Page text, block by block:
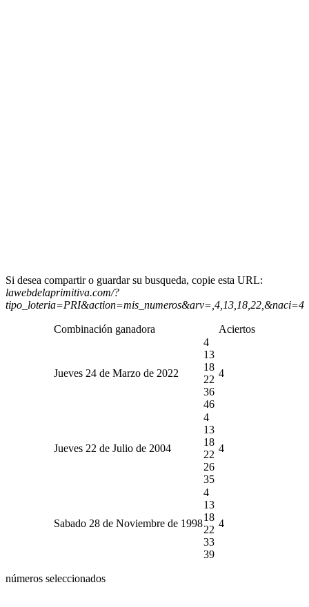
Si desea compartir o guardar su busqueda, copie esta URL:
lawebdelaprimitiva.com/?
tipo_loteria=PRI&action=mis_numeros&arv=,4,13,18,22,&naci=4
Combinación ganadora Aciertos
Jueves 24 de Marzo de 2022
4
13
18
22
36
46
4
Jueves 22 de Julio de 2004
4
13
18
22
26
35
4
Sabado 28 de Noviembre de 1998
4
13
18
22
33
39
4
números seleccionados